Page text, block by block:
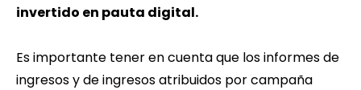
invertido en pauta digital.
Es importante tener en cuenta que los informes de
ingresos y de ingresos atribuidos por campaña